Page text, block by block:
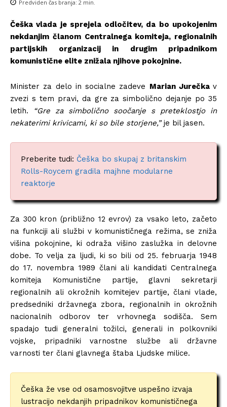
Predviden čas branja: 2 min.
Češka vlada je sprejela odločitev, da bo upokojenim
nekdanjim članom Centralnega komiteja, regionalnih
partijskih organizacij in drugim pripadnikom
komunistične elite znižala njihove pokojnine.
Minister za delo in socialne zadeve Marian Jurečka v
zvezi s tem pravi, da gre za simbolično dejanje po 35
letih. “Gre za simbolično soočanje s preteklostjo in
nekaterimi krivicami, ki so bile storjene,”je bil jasen.
Preberite tudi: Češka bo skupaj z britanskim
Rolls-Roycem gradila majhne modularne
reaktorje
Za 300 kron (približno 12 evrov) za vsako leto, začeto
na funkciji ali službi v komunističnega režima, se zniža
višina pokojnine, ki odraža višino zaslužka in delovne
dobe. To velja za ljudi, ki so bili od 25. februarja 1948
do 17. novembra 1989 člani ali kandidati Centralnega
komiteja Komunistične partije, glavni sekretarji
regionalnih ali okrožnih komitejev partije, člani vlade,
predsedniki državnega zbora, regionalnih in okrožnih
nacionalnih odborov ter vrhovnega sodišča. Sem
spadajo tudi generalni tožilci, generali in polkovniki
vojske, pripadniki varnostne službe ali državne
varnosti ter člani glavnega štaba Ljudske milice.
Češka že vse od osamosvojitve uspešno izvaja
lustracijo nekdanjih pripadnikov komunističnega